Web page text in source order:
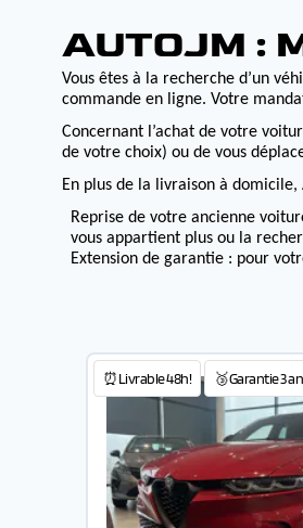
AUTOJM :
Vous êtes à la recherche d’un
commande en ligne. Votre
Concernant l’achat de votre
de votre choix) ou de vous
En plus de la livraison à domicile,
Reprise de votre ancienne
vous appartient plus ou la
Extension de garantie : pour
⏰Livrable 48h! 🥉Garantie 3